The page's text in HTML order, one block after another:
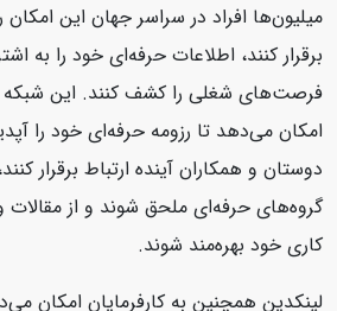
میلیون‌ها افراد در سراسر جهان این امکان
برقرار کنند، اطلاعات حرفه‌ای خود را به
فرصت‌های شغلی را کشف کنند. این شبکه
امکان می‌دهد تا رزومه حرفه‌ای خود را
دوستان و همکاران آینده ارتباط برقرار
گروه‌های حرفه‌ای ملحق شوند و از مقالات
کاری خود بهره‌مند شوند.
لینکدین همچنین به کارفرمایان امکان